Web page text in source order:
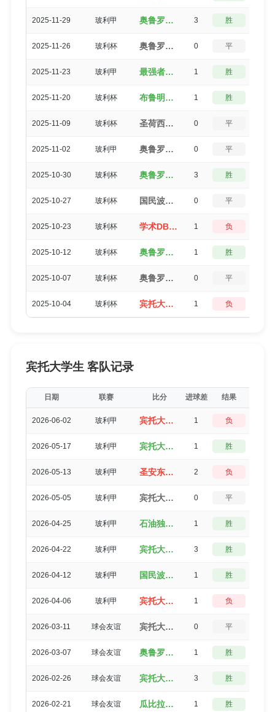
2025-11-29 玻利甲 奥鲁罗（5-2）皇家托马亚波 3 胜
2025-11-26 玻利杯 奥鲁罗（2-2）布鲁明 0 平
2025-11-23 玻利甲 最强者（2-1）奥鲁罗 1 胜
2025-11-20 玻利杯 布鲁明（2-1）奥鲁罗 1 胜
2025-11-09 玻利杯 圣荷西德奥罗（2-2）奥鲁罗 0 平
2025-11-02 玻利甲 奥鲁罗（1-1）圣荷西德奥罗 0 平
2025-10-30 玻利杯 奥鲁罗（3-0）宾托大学生 3 胜
2025-10-27 玻利杯 国民波托西（0-0）奥鲁罗 0 平
2025-10-23 玻利杯 学术DB（1-2）奥鲁罗 1 负
2025-10-12 玻利杯 奥鲁罗（1-0）国民波托西 1 胜
2025-10-07 玻利杯 奥鲁罗（1-1）学术DB 0 平
2025-10-04 玻利杯 宾托大学生（1-2）奥鲁罗 1 负
宾托大学生 客队记录
日期 联赛 比分 进球差 结果
2026-06-02 玻利甲 宾托大学生（1-2）奥罗拉俱乐部 1 负
2026-05-17 玻利甲 宾托大学生（3-2）玻利瓦尔 1 胜
2026-05-13 玻利甲 圣安东尼奥布鲁布鲁（0-2）宾托大学生 2 负
2026-05-05 玻利甲 宾托大学生（1-1）布鲁明 0 平
2026-04-25 玻利甲 石油独立（2-1）宾托大学生 1 胜
2026-04-22 玻利甲 宾托大学生（5-2）学术DB 3 胜
2026-04-12 玻利甲 国民波托西（1-0）宾托大学生 1 胜
2026-04-06 玻利甲 宾托大学生（1-2）最强者 1 负
2026-03-11 球会友谊 宾托大学生（1-1）奥鲁罗 0 平
2026-03-07 球会友谊 奥鲁罗（4-3）宾托大学生 1 胜
2026-02-26 球会友谊 宾托大学生（5-2）瓜比拉 3 胜
2026-02-21 球会友谊 瓜比拉（2-1）宾托大学生 1 胜